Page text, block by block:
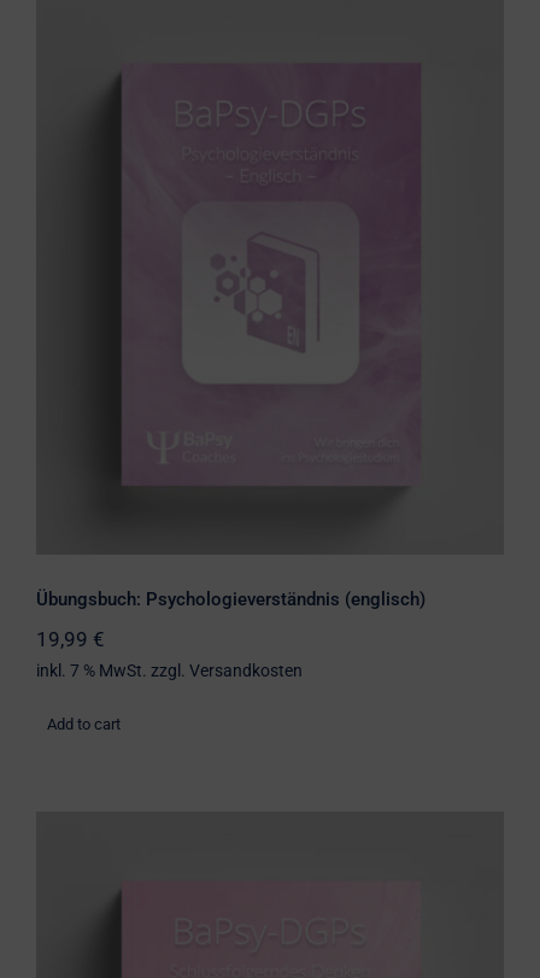
(englisch)
Übungsbuch: Psychologieverständnis (englisch)
19,99 €
inkl. 7 % MwSt. zzgl. Versandkosten
Add to cart